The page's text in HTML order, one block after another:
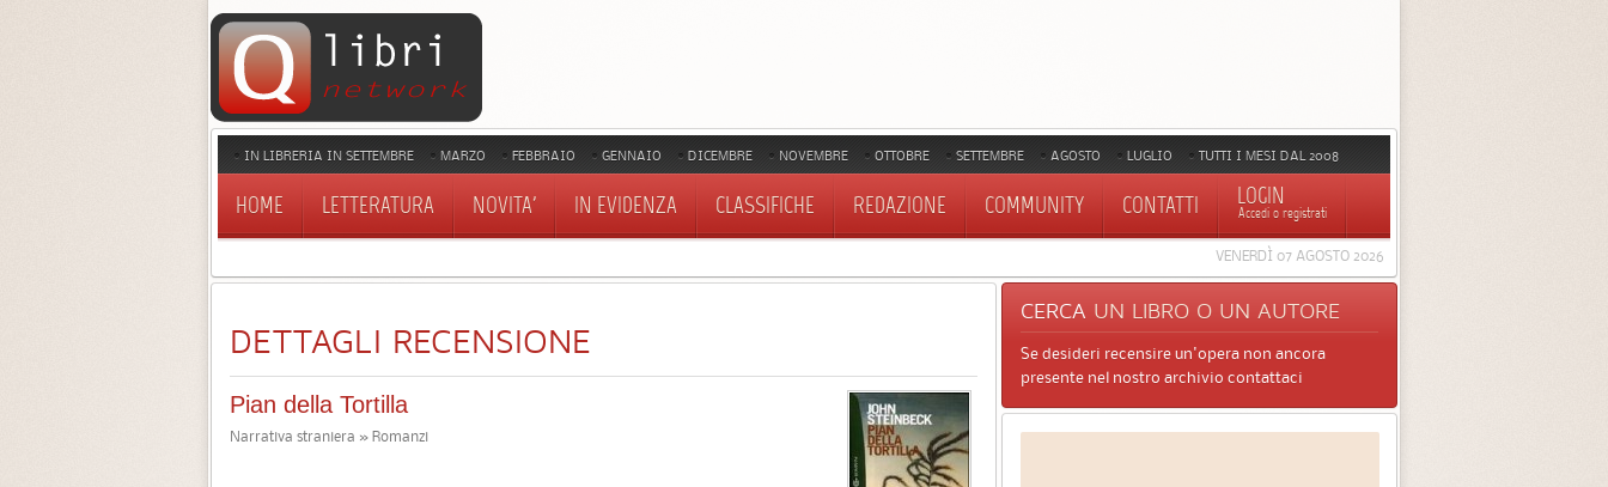
IN LIBRERIA IN SETTEMBRE MARZO FEBBRAIO GENNAIO DICEMBRE NOVEMBRE OTTOBRE SETTEMBRE AGOSTO LUGLIO TUTTI I MESI DAL 2008
HOME LETTERATURA NOVITA' IN EVIDENZA CLASSIFICHE REDAZIONE COMMUNITY CONTATTI LOGIN
Accedi o registrati
VENERDÌ 07 AGOSTO 2026
DETTAGLI RECENSIONE
Pian della Tortilla
Narrativa straniera » Romanzi
CERCA UN LIBRO O UN AUTORE
Se desideri recensire un'opera non ancora
presente nel nostro archivio contattaci